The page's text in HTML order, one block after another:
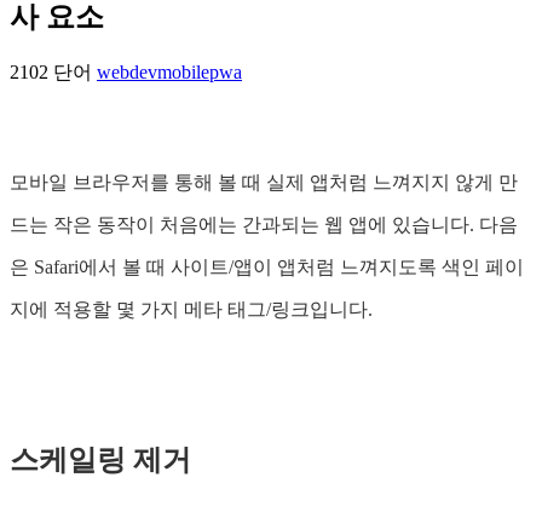
사 요소
2102 단어 webdevmobilepwa
모바일 브라우저를 통해 볼 때 실제 앱처럼 느껴지지 않게 만
드는 작은 동작이 처음에는 간과되는 웹 앱에 있습니다. 다음
은 Safari에서 볼 때 사이트/앱이 앱처럼 느껴지도록 색인 페이
지에 적용할 몇 가지 메타 태그/링크입니다.
스케일링 제거